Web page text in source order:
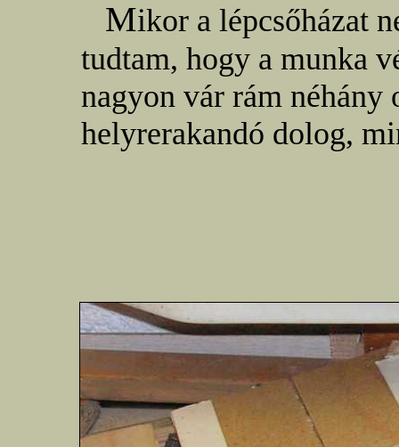
Mikor a lépcsőházat
tudtam, hogy a munka
nagyon vár rám néhány
helyrerakandó dolog,